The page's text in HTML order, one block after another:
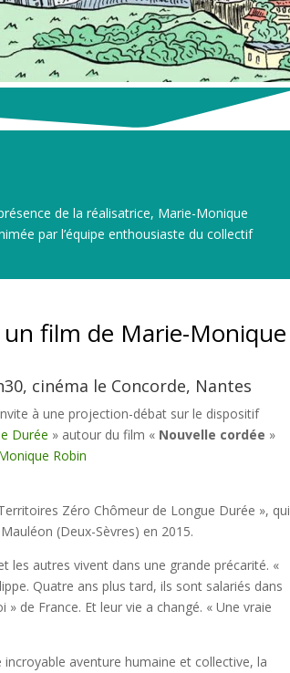
de la réalisatrice, Marie-Monique
par l’équipe enthousiaste du collectif
film de Marie-Monique
cinéma le Concorde, Nantes
à une projection-débat sur le dispositif
Durée » autour du film « Nouvelle cordée »
Robin
Zéro Chômeur de Longue Durée », qui
(Deux-Sèvres) en 2015.
les autres vivent dans une grande précarité. «
Quatre ans plus tard, ils sont salariés dans
de France. Et leur vie a changé. « Une vraie
aventure humaine et collective, la